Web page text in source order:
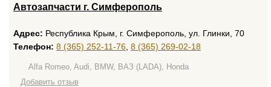
Автозапчасти г. Симферополь
Адрес: Республика Крым, г. Симферополь, ул. Глинки, 70
Телефон: 8 (365) 252-11-76 8 (365) 269-02-18
Alfa Romeo, Audi, BMW, ВАЗ (LADA), Honda
Добавить отзыв